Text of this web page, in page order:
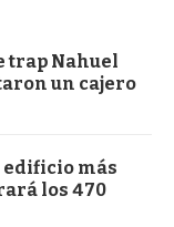
trap Nahuel
un cajero
edificio más
los 470